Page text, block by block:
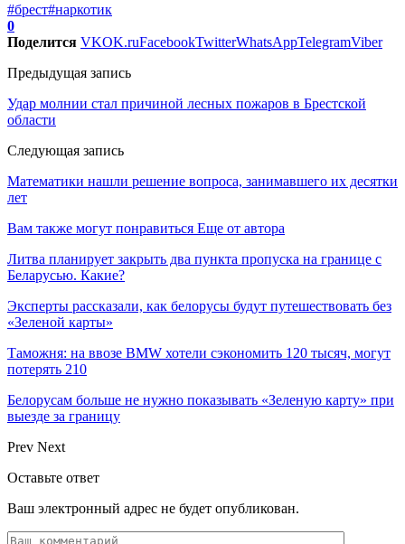
#брест#наркотик
0
Поделится VKOK.ruFacebookTwitterWhatsAppTelegramViber
Предыдущая запись
Удар молнии стал причиной лесных пожаров в Брестской
области
Следующая запись
Математики нашли решение вопроса, занимавшего их десятки
лет
Вам также могут понравиться Еще от автора
Литва планирует закрыть два пункта пропуска на границе с
Беларусью. Какие?
Эксперты рассказали, как белорусы будут путешествовать без
«Зеленой карты»
Таможня: на ввозе BMW хотели сэкономить 120 тысяч, могут
потерять 210
Белорусам больше не нужно показывать «Зеленую карту» при
выезде за границу
Prev Next
Оставьте ответ
Ваш электронный адрес не будет опубликован.